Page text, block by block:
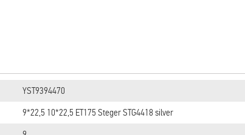
YST9394470
9*22,5 10*22,5 ET175 Steger STG4418 silver